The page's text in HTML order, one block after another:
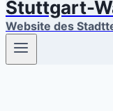
Stuttgart-
Website des